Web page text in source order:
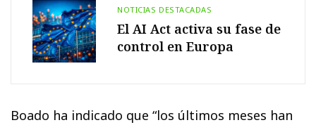
NOTICIAS DESTACADAS
El AI Act activa su fase de
control en Europa
Boado ha indicado que “los últimos meses han